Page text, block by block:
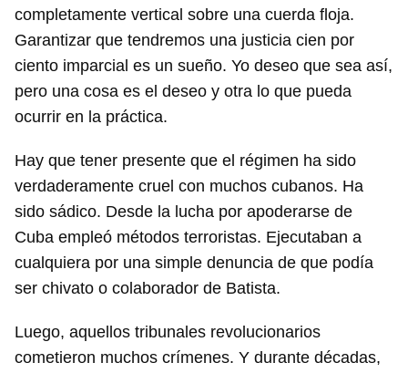
INICIAR SESIÓN CANCELAR
completamente vertical sobre una cuerda floja.
Garantizar que tendremos una justicia cien por
ciento imparcial es un sueño. Yo deseo que sea así,
pero una cosa es el deseo y otra lo que pueda
ocurrir en la práctica.
Hay que tener presente que el régimen ha sido
verdaderamente cruel con muchos cubanos. Ha
sido sádico. Desde la lucha por apoderarse de
Cuba empleó métodos terroristas. Ejecutaban a
cualquiera por una simple denuncia de que podía
ser chivato o colaborador de Batista.
Luego, aquellos tribunales revolucionarios
cometieron muchos crímenes. Y durante décadas,